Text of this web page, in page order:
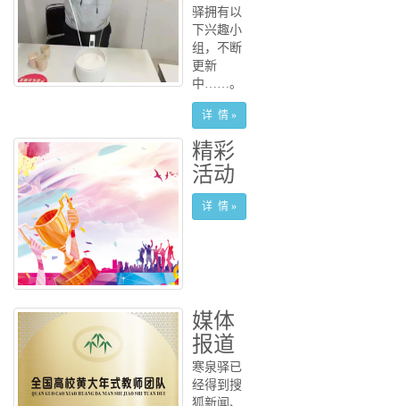
驿拥有以
下兴趣小
组，不断
更新
中……。
详 情 »
精彩
活动
详 情 »
媒体
报道
寒泉驿已
经得到搜
狐新闻、